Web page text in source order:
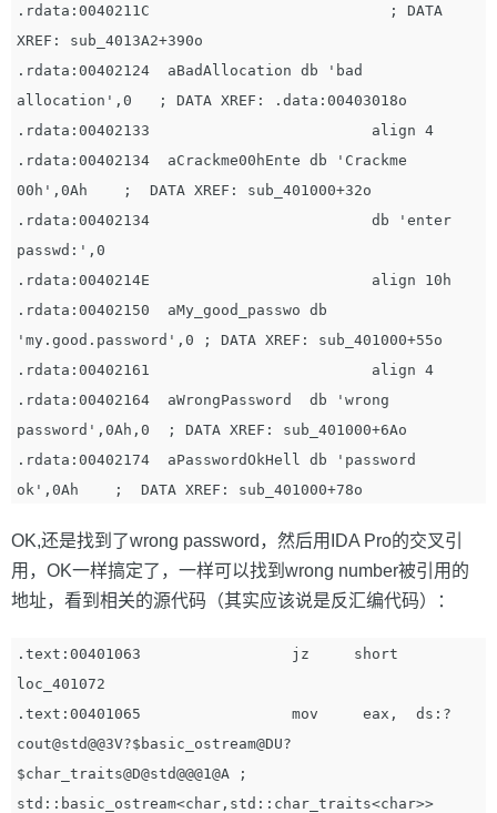
.rdata:0040211C                           ; DATA
XREF: sub_4013A2+390o
.rdata:00402124  aBadAllocation db 'bad
allocation',0   ; DATA XREF: .data:00403018o
.rdata:00402133                         align 4
.rdata:00402134  aCrackme00hEnte db 'Crackme
00h',0Ah    ;  DATA XREF: sub_401000+32o
.rdata:00402134                         db 'enter
passwd:',0
.rdata:0040214E                         align 10h
.rdata:00402150  aMy_good_passwo db
'my.good.password',0 ; DATA XREF: sub_401000+55o
.rdata:00402161                         align 4
.rdata:00402164  aWrongPassword  db 'wrong
password',0Ah,0  ; DATA XREF: sub_401000+6Ao
.rdata:00402174  aPasswordOkHell db 'password
OK,还是找到了wrong password，然后用IDA Pro的交叉引
用，OK一样搞定了，一样可以找到wrong number被引用的
地址，看到相关的源代码（其实应该说是反汇编代码）：
.text:00401063                 jz     short
loc_401072
.text:00401065                 mov     eax,  ds:?
cout@std@@3V?$basic_ostream@DU?
$char_traits@D@std@@@1@A ;
std::basic_ostream<char,std::char_traits<char>>